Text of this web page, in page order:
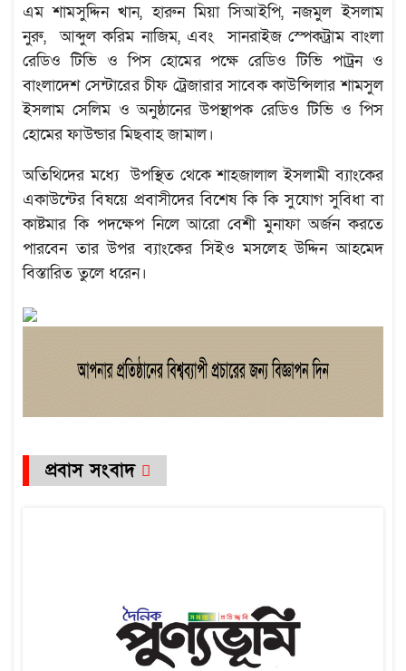
এম শামসুদ্দিন খান, হারুন মিয়া সিআইপি, নজমুল ইসলাম
নুরু, আব্দুল করিম নাজিম, এবং সানরাইজ স্পেকট্রাম বাংলা
রেডিও টিভি ও পিস হোমের পক্ষে রেডিও টিভি পাট্রন ও
বাংলাদেশ সেন্টারের চীফ ট্রেজারার সাবেক কাউন্সিলার শামসুল
ইসলাম সেলিম ও অনুষ্ঠানের উপস্থাপক রেডিও টিভি ও পিস
হোমের ফাউন্ডার মিছবাহ জামাল।
অতিথিদের মধ্যে উপস্থিত থেকে শাহজালাল ইসলামী ব্যাংকের
একাউন্টের বিষয়ে প্রবাসীদের বিশেষ কি কি সুযোগ সুবিধা বা
কাষ্টমার কি পদক্ষেপ নিলে আরো বেশী মুনাফা অর্জন করতে
পারবেন তার উপর ব্যাংকের সিইও মসলেহ উদ্দিন আহমেদ
বিস্তারিত তুলে ধরেন।
প্রবাস সংবাদ